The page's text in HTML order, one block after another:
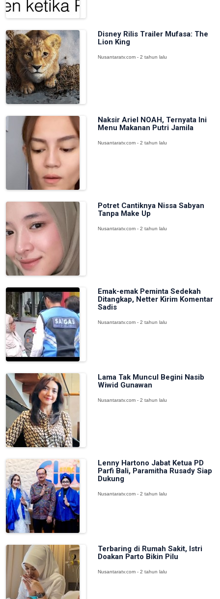
Disney Rilis Trailer Mufasa: The
Lion King
Nusantaratv.com - 2 tahun lalu
Naksir Ariel NOAH, Ternyata Ini
Menu Makanan Putri Jamila
Nusantaratv.com - 2 tahun lalu
Potret Cantiknya Nissa Sabyan
Tanpa Make Up
Nusantaratv.com - 2 tahun lalu
Emak-emak Peminta Sedekah
Ditangkap, Netter Kirim Komentar
Sadis
Nusantaratv.com - 2 tahun lalu
Lama Tak Muncul Begini Nasib
Wiwid Gunawan
Nusantaratv.com - 2 tahun lalu
Lenny Hartono Jabat Ketua PD
Parfi Bali, Paramitha Rusady Siap
Dukung
Nusantaratv.com - 2 tahun lalu
Terbaring di Rumah Sakit, Istri
Doakan Parto Bikin Pilu
Nusantaratv.com - 2 tahun lalu